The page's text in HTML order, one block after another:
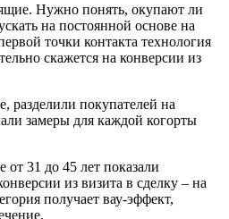
Нужно понять, окупают ли
на постоянной основе на
точки контакта технология
скажется на конверсии из
разделили покупателей на
замеры для каждой когорты
от 31 до 45 лет показали
из визита в сделку – на
получает вау-эффект,